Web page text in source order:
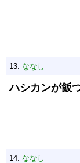
13: ななし
ハシカンが飯
14: ななし